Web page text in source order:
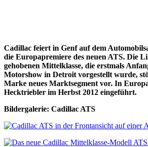
Cadillac feiert in Genf auf dem
die Europapremiere des neuen ATS. Die
gehobenen Mittelklasse, die erstmals
Motorshow in Detroit vorgestellt wurde,
Marke neues Marktsegment vor. In
Hecktriebler im Herbst 2012 eingeführt.
Bildergalerie: Cadillac ATS